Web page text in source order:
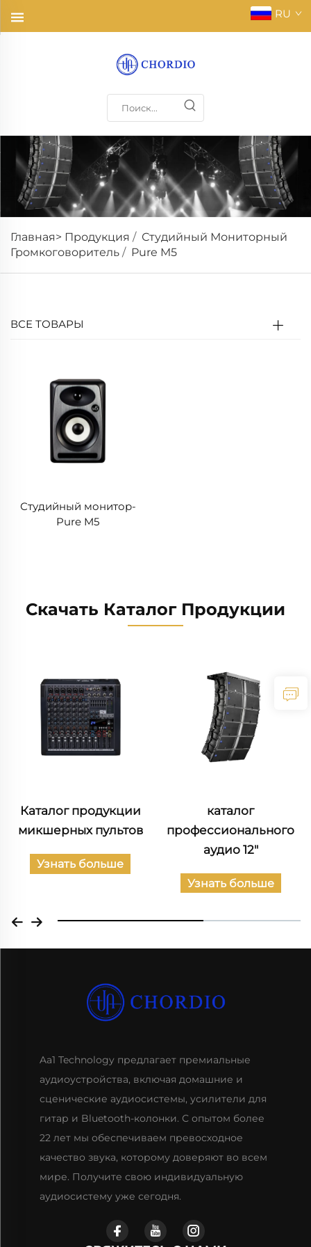
RU
Главная> Продукция / Студийный Мониторный
Громкоговоритель / Pure M5
ВСЕ ТОВАРЫ
Студийный монитор-
Pure M5
Скачать Каталог Продукции
Каталог продукции
микшерных пультов
Узнать больше
каталог
профессионального
аудио 12"
Узнать больше
Aa1 Technology предлагает премиальные
аудиоустройства, включая домашние и
сценические аудиосистемы, усилители для
гитар и Bluetooth-колонки. С опытом более
22 лет мы обеспечиваем превосходное
качество звука, которому доверяют во всем
мире. Получите свою индивидуальную
аудиосистему уже сегодня.